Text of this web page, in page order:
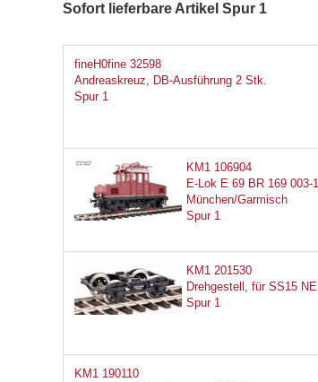
Sofort lieferbare Artikel Spur 1
fineH0fine 32598
Andreaskreuz, DB-Ausführung 2 Stk.
Spur 1
KM1 106904
E-Lok E 69 BR 169 003-
München/Garmisch
Spur 1
KM1 201530
Drehgestell, für SS15
Spur 1
KM1 190110